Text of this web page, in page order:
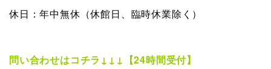
休日：年中無休（休館日、臨時休業除く）
問い合わせはコチラ↓↓↓【24時間受付】